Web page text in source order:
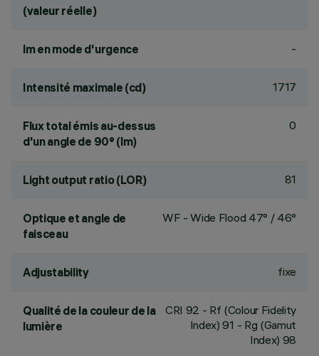
(valeur réelle)
lm en mode d'urgence -
Intensité maximale (cd) 1717
Flux total émis au-dessus
d'un angle de 90° (lm)
0
Light output ratio (LOR) 81
Optique et angle de
faisceau
WF - Wide Flood 47° / 46°
Adjustability fixe
Qualité de la couleur de la
lumière
CRI 92 - Rf (Colour Fidelity
Index) 91 - Rg (Gamut
Index) 98